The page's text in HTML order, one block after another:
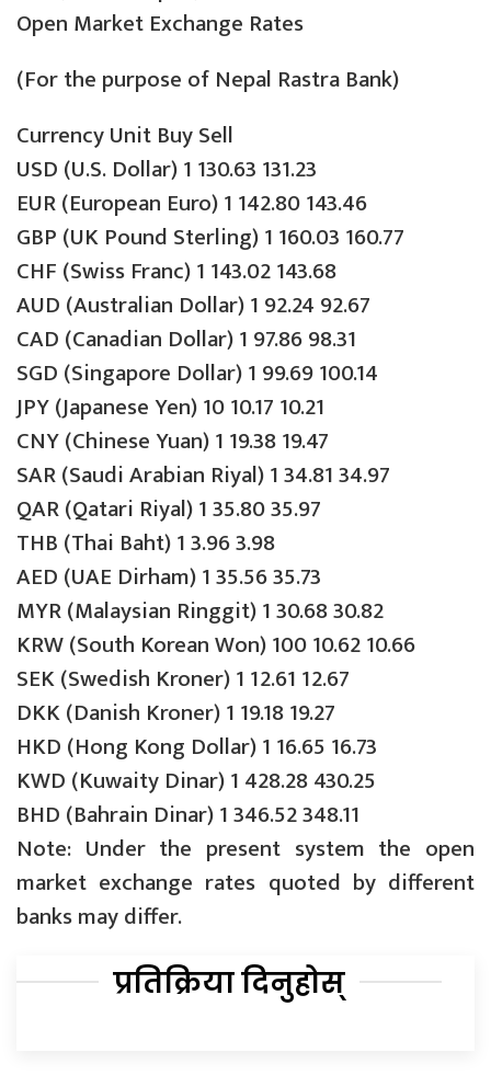
Open Market Exchange Rates
(For the purpose of Nepal Rastra Bank)
Currency Unit Buy Sell
USD (U.S. Dollar) 1 130.63 131.23
EUR (European Euro) 1 142.80 143.46
GBP (UK Pound Sterling) 1 160.03 160.77
CHF (Swiss Franc) 1 143.02 143.68
AUD (Australian Dollar) 1 92.24 92.67
CAD (Canadian Dollar) 1 97.86 98.31
SGD (Singapore Dollar) 1 99.69 100.14
JPY (Japanese Yen) 10 10.17 10.21
CNY (Chinese Yuan) 1 19.38 19.47
SAR (Saudi Arabian Riyal) 1 34.81 34.97
QAR (Qatari Riyal) 1 35.80 35.97
THB (Thai Baht) 1 3.96 3.98
AED (UAE Dirham) 1 35.56 35.73
MYR (Malaysian Ringgit) 1 30.68 30.82
KRW (South Korean Won) 100 10.62 10.66
SEK (Swedish Kroner) 1 12.61 12.67
DKK (Danish Kroner) 1 19.18 19.27
HKD (Hong Kong Dollar) 1 16.65 16.73
KWD (Kuwaity Dinar) 1 428.28 430.25
BHD (Bahrain Dinar) 1 346.52 348.11
Note: Under the present system the open
market exchange rates quoted by different
banks may differ.
प्रतिक्रिया दिनुहोस्